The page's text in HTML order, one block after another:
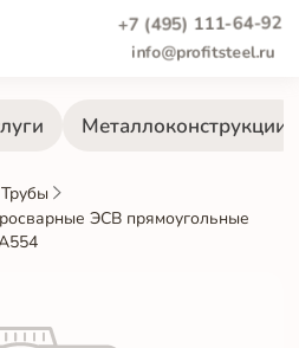
+7 (495) 111-64-92
info@profitsteel.ru
Металлоконструкции
Трубы
ЭСВ прямоугольные